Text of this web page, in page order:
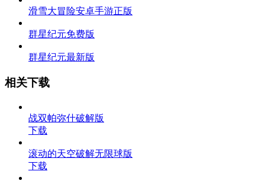
滑雪大冒险安卓手游正版
群星纪元免费版
群星纪元最新版
相关下载
战双帕弥什破解版
下载
滚动的天空破解无限球版
下载